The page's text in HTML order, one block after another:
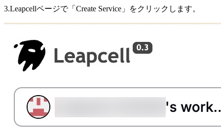
3.Leapcellページで「Create Service」をクリックします。